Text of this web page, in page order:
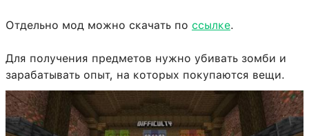
Отдельно мод можно скачать по ссылке.
Для получения предметов нужно убивать зомби и
зарабатывать опыт, на которых покупаются вещи.